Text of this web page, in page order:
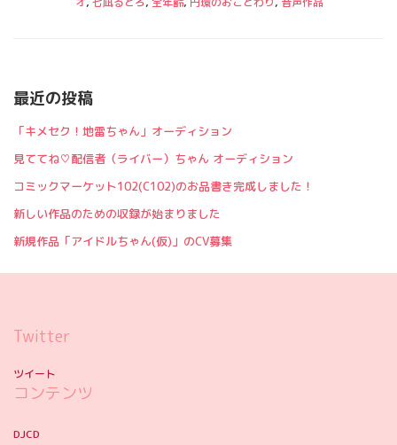
最近の投稿
「キメセク！地雷ちゃん」オーディション
見ててね♡配信者（ライバー）ちゃん オーディション
コミックマーケット102(C102)のお品書き完成しました！
新しい作品のための収録が始まりました
新規作品「アイドルちゃん(仮)」のCV募集
Twitter
ツイート
コンテンツ
DJCD